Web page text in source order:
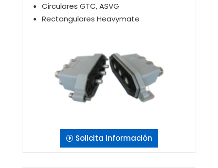
Circulares GTC, ASVG
Rectangulares Heavymate
Solicita información